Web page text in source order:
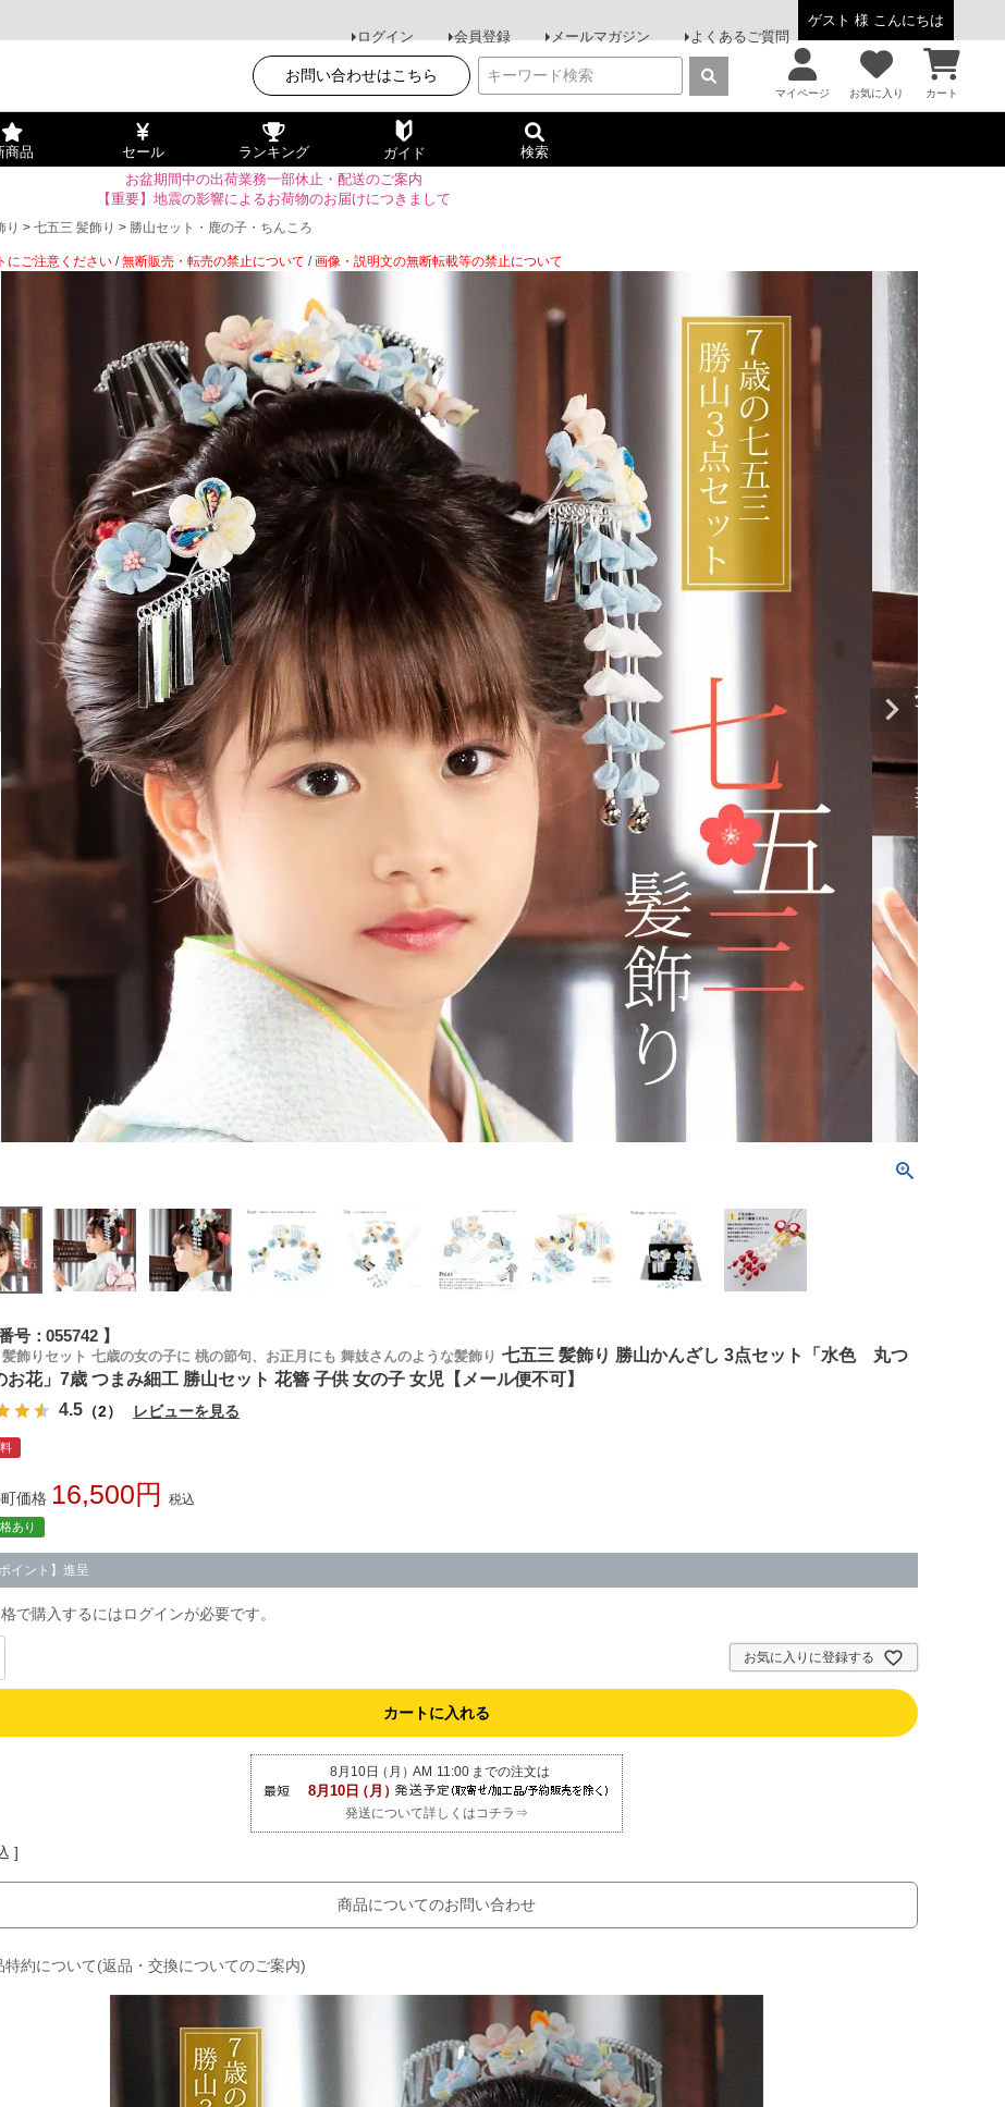
ゲスト 様 こんにちは
ログイン
会員登録 メールマガジン よくあるご質問
お問い合わせはこちら
マイページ お気に入り カート
商品 セール ランキング ガイド 検索
お盆期間中の出荷業務一部休止・配送のご案内
【重要】地震の影響によるお荷物のお届けにつきまして
り 七五三 髪飾り 勝山セット・鹿の子・ちんころ
にご注意ください /無断販売・転売の禁止について /画像・説明文の無断転載等の禁止について
号 055742
飾りセット 七歳の女の子に 桃の節句、お正月にも 舞妓さんのような髪飾り 七五三 髪飾り 勝山かんざし 3点セット「水色 丸つ
お花」7歳 つまみ細工 勝山セット 花簪 子供 女の子 女児【メール便不可】
4.5 （2） レビューを見る
価格 16,500 税込
あり
イント】進呈
で購入するにはログインが必要です。
お気に入りに登録する
カートに入れる
発送について詳しくはコチラ⇒
商品についてのお問い合わせ
約について(返品・交換についてのご案内)